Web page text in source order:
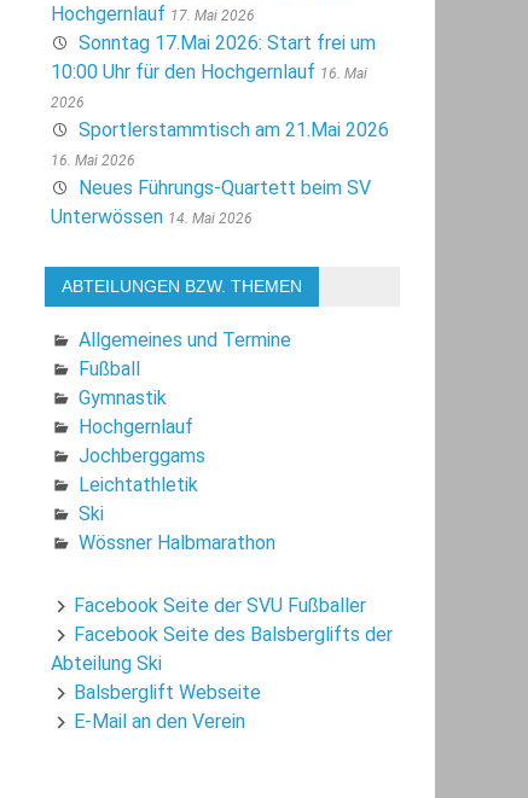
Hochgernlauf 17. Mai 2026
Sonntag 17.Mai 2026: Start frei um
10:00 Uhr für den Hochgernlauf 16. Mai
2026
Sportlerstammtisch am 21.Mai 2026
16. Mai 2026
Neues Führungs-Quartett beim SV
Unterwössen 14. Mai 2026
ABTEILUNGEN BZW. THEMEN
Allgemeines und Termine
Fußball
Gymnastik
Hochgernlauf
Jochberggams
Leichtathletik
Ski
Wössner Halbmarathon
Facebook Seite der SVU Fußballer
Facebook Seite des Balsberglifts der
Abteilung Ski
Balsberglift Webseite
E-Mail an den Verein